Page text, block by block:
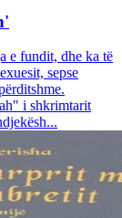
e fundit, dhe ka të
sepse
i shkrimtarit